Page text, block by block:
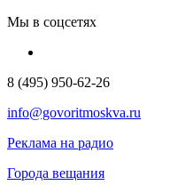
Мы в соцсетях
8 (495) 950-62-26
info@govoritmoskva.ru
Реклама на радио
Города вещания